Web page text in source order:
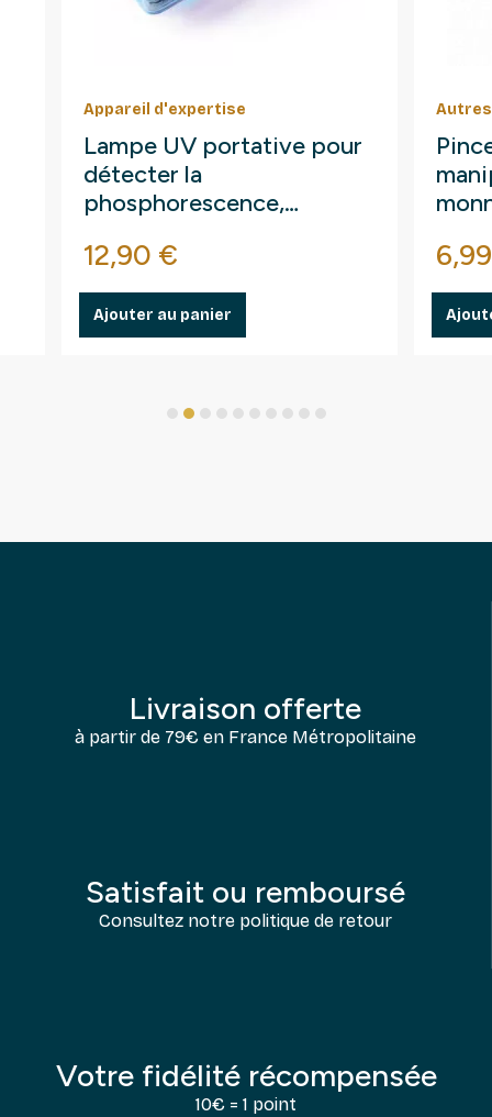
Appareil d'expertise
Lampe UV portative pour
détecter la
phosphorescence,
Prix
12,90 €
Ajouter au panier
Prix
Livraison offerte
à partir de 79€ en France Métropolitaine
Satisfait ou remboursé
Consultez notre politique de retour
Votre fidélité récompensée
10€ = 1 point